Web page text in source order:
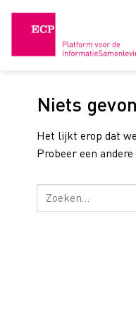
Niets
Het lijkt erop dat
Probeer een